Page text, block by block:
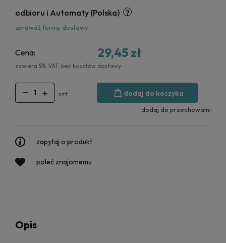
odbioru i Automaty (Polska)
sprawdź formy dostawy
Cena: 29,45 zł
zawiera 5% VAT, bez kosztów dostawy
szt. dodaj do koszyka
dodaj do przechowalni
zapytaj o produkt
poleć znajomemu
Opis